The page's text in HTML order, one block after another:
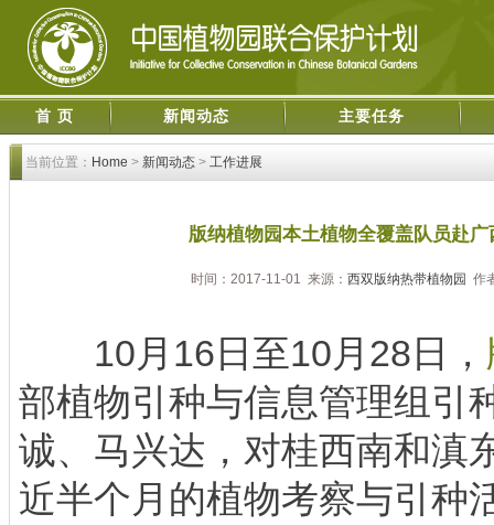
首 页 新闻动态 主要任务
当前位置： Home > 新闻动态 > 工作进展
版纳植物园本土植物全覆盖队员赴
时间：2017-11-01 来源：西双版纳热带植物园 作
10月16日至10月28日，
部植物引种与信息管理组引
诚、马兴达，对桂西南和滇
近半个月的植物考察与引种